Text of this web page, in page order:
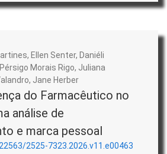
Ellen Senter, Daniéli
Morais Rigo, Juliana
Jane Herber
do Farmacêutico no
análise de
e marca pessoal
2525-7323.2026.v11.e00463